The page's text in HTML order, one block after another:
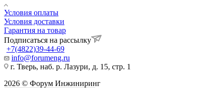
Условия оплаты
Условия доставки
Гарантия на товар
Подписаться на рассылку
+7(4822)39-44-69
info@forumeng.ru
г. Тверь, наб. р. Лазури, д. 15, стр. 1
2026 © Форум Инжиниринг